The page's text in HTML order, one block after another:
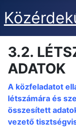
3.2.
ADATOK
A közfeladatot
létszámára és
összesített
vezető